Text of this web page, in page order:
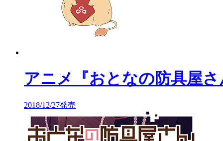
アニメ『おとなの防具屋さ
2018/12/27発売